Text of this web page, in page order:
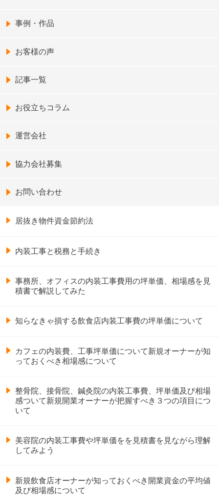
事例・作品
お客様の声
記事一覧
お役立ちコラム
運営会社
協力会社募集
お問い合わせ
居抜き物件資金節約法
内装工事と税務と手続き
事務所、オフィスの内装工事費用の坪単価、相場感を見
積書で解説してみた
知らなきゃ損する飲食店内装工事費の坪単価について
カフェの内装費、工事坪単価について新規オーナーが知
っておくべき相場感について
整骨院、接骨院、鍼灸院の内装工事費、坪単価及び相場
感ついて新規開業オーナーが把握すべき３つの項目につ
いて
美容院の内装工事費や坪単価をを見積書を見ながら理解
してみよう
新規飲食店オーナーが知っておくべき開業資金の平均値
及び相場感について